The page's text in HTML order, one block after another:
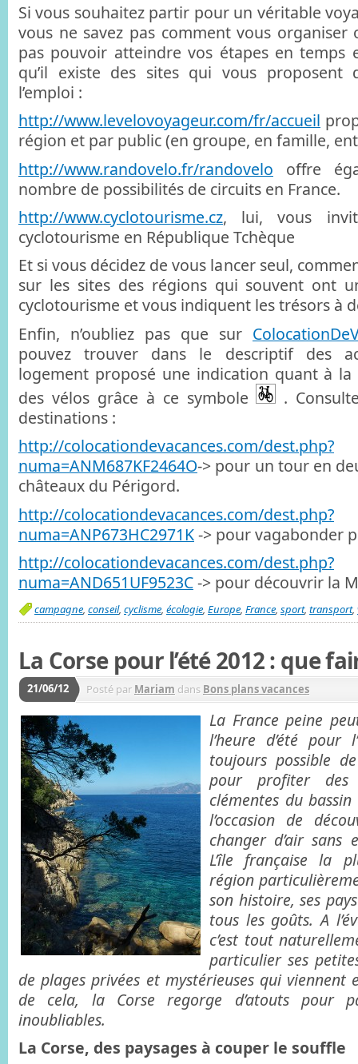
Si vous souhaitez partir pour un véritable
vous ne savez pas comment vous organiser
pas pouvoir atteindre vos étapes en temps
qu’il existe des sites qui vous proposent
l’emploi :
http://www.levelovoyageur.com/fr/accueil
région et par public (en groupe, en famille,
http://www.randovelo.fr/randovelo offre
nombre de possibilités de circuits en France.
http://www.cyclotourisme.cz, lui, vous
cyclotourisme en République Tchèque
Et si vous décidez de vous lancer seul,
sur les sites des régions qui souvent ont
cyclotourisme et vous indiquent les trésors à
Enfin, n’oubliez pas que sur
pouvez trouver dans le descriptif des
logement proposé une indication quant à
des vélos grâce à ce symbole
.
destinations :
http://colocationdevacances.com/dest.php?
numa=ANM687KF2464O-> pour un tour en
châteaux du Périgord.
http://colocationdevacances.com/dest.php?
numa=ANP673HC2971K-> pour vagabonder
http://colocationdevacances.com/dest.php?
numa=AND651UF9523C-> pour découvrir la
campagne, conseil, cyclisme, écologie, Europe, France, sport, transport,
La Corse pour l’été 2012 : que
21/06/12 Posté par Mariam dans Bons plans vacances
La France peine
l’heure d’été pour
toujours possible
pour profiter des
clémentes du bassin
l’occasion de
changer d’air sans
L’île française la
région
son histoire, ses
tous les goûts. A
c’est tout
particulier ses
de plages privées et mystérieuses qui viennent
de cela, la Corse regorge d’atouts pour
inoubliables.
La Corse, des paysages à couper le souffle